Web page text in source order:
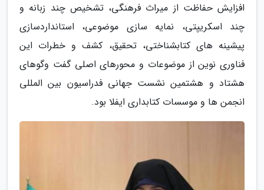
افزایش حفاظت از میراث فرهنگی، تشخیص چند زبانه و
چند اسکریپتی، نمایه سازی موضوعی، استانداردسازی
پیشینه های کتابشناختی، تحقیق، کشف و خطرات این
فناوری نوین از موضوعات و محورهای اصلی گفت وگوهای
هشتاد و هشتمین نشست جهانی فدراسیون بین المللی
انجمن ها و موسسات کتابداری ایفلا بود.